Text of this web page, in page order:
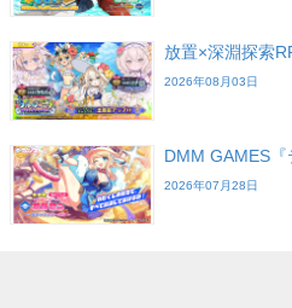
放置×深淵探索
2026年08月03日
DMM GAMES
2026年07月28日